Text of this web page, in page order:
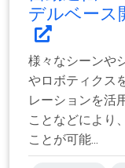
デルベース
様々なシーンや
やロボティクス
レーションを活
ことなどにより
ことが可能...